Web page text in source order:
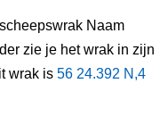
Naam
zie je het wrak in zijn
wrak is 56 24.392 N,4